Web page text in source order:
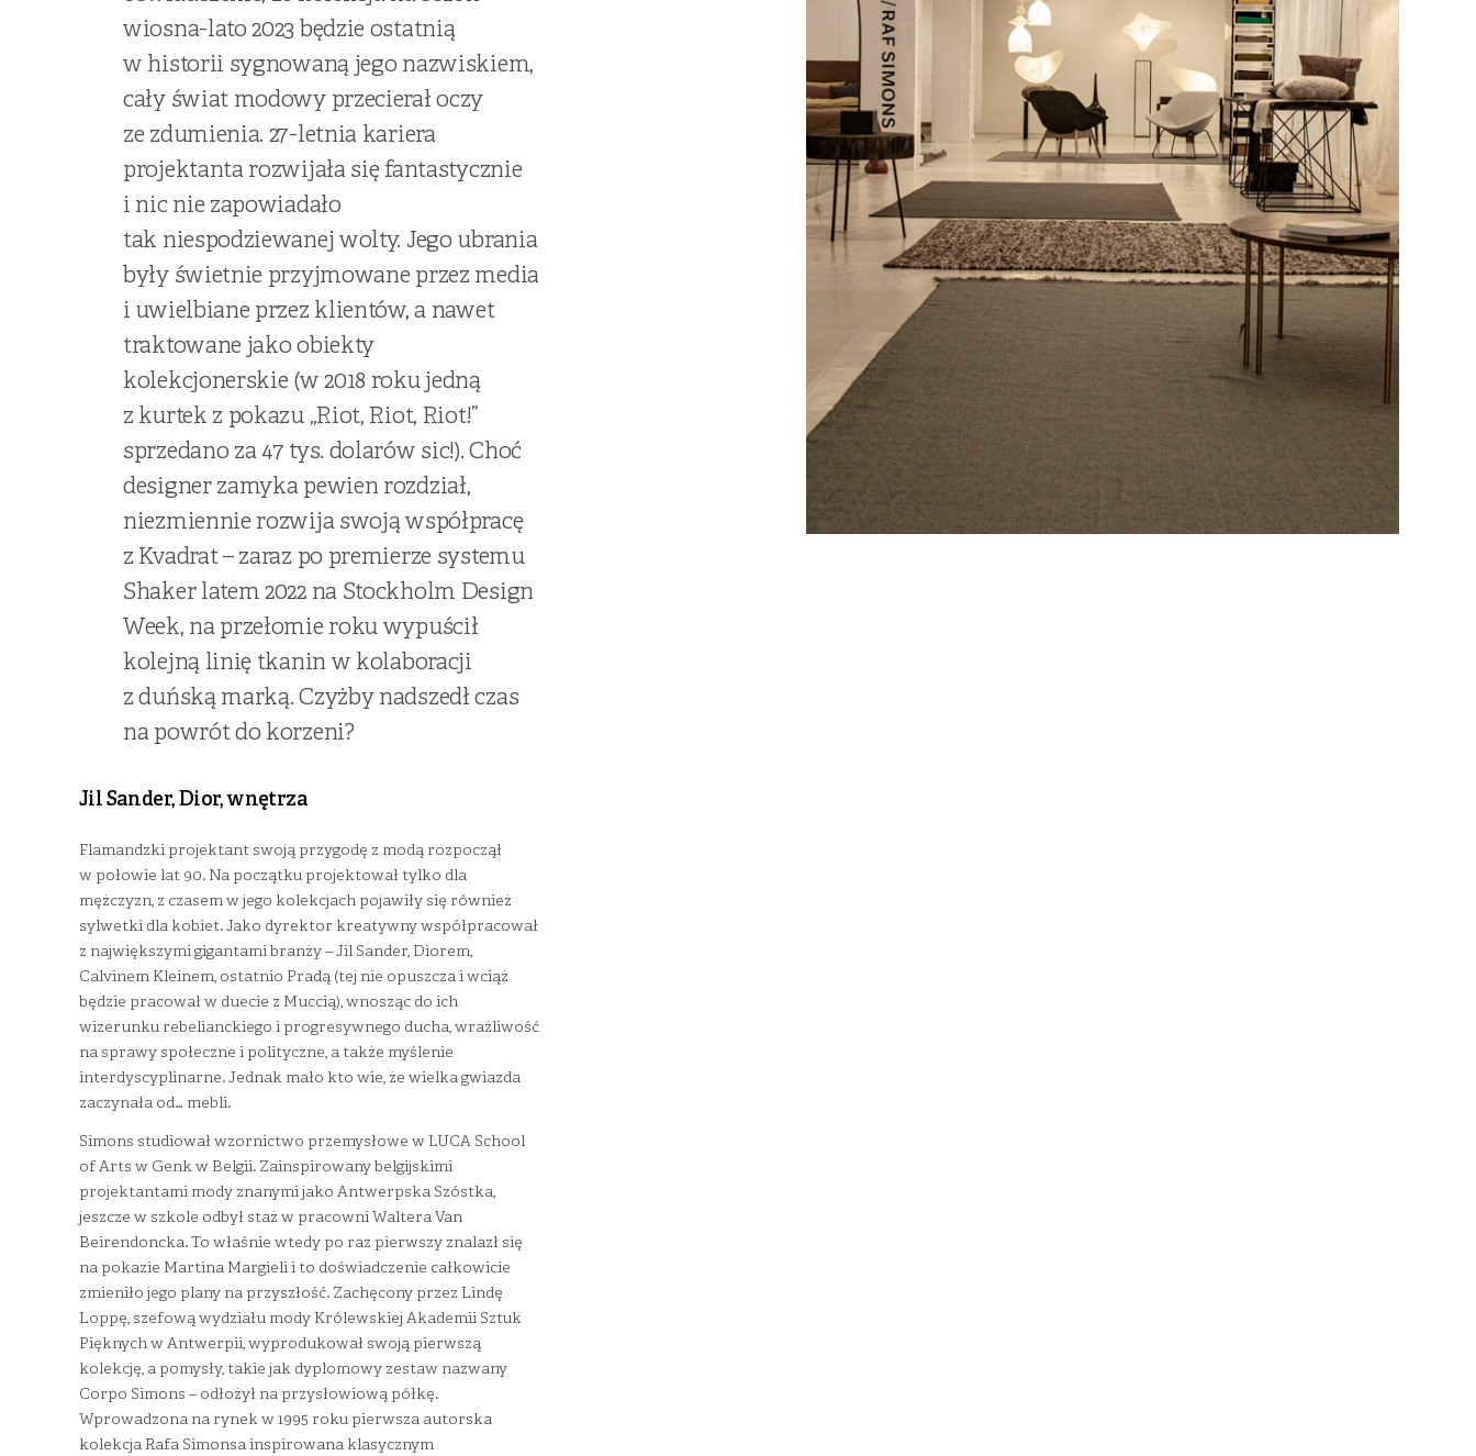
wiosna-lato 2023 będzie ostatnią
w historii sygnowaną jego nazwiskiem,
cały świat modowy przecierał oczy
ze zdumienia. 27-letnia kariera
projektanta rozwijała się fantastycznie
i nic nie zapowiadało
tak niespodziewanej wolty. Jego ubrania
były świetnie przyjmowane przez media
i uwielbiane przez klientów, a nawet
traktowane jako obiekty
kolekcjonerskie (w 2018 roku jedną
z kurtek z pokazu „Riot, Riot, Riot!”
sprzedano za 47 tys. dolarów sic!). Choć
designer zamyka pewien rozdział,
niezmiennie rozwija swoją współpracę
z Kvadrat – zaraz po premierze systemu
Shaker latem 2022 na Stockholm Design
Week, na przełomie roku wypuścił
kolejną linię tkanin w kolaboracji
z duńską marką. Czyżby nadszedł czas
na powrót do korzeni?
Jil Sander, Dior, wnętrza
Flamandzki projektant swoją przygodę z modą rozpoczął
w połowie lat 90. Na początku projektował tylko dla
mężczyzn, z czasem w jego kolekcjach pojawiły się również
sylwetki dla kobiet. Jako dyrektor kreatywny współpracował
z największymi gigantami branży – Jil Sander, Diorem,
Calvinem Kleinem, ostatnio Pradą (tej nie opuszcza i wciąż
będzie pracował w duecie z Muccią), wnosząc do ich
wizerunku rebelianckiego i progresywnego ducha, wrażliwość
na sprawy społeczne i polityczne, a także myślenie
interdyscyplinarne. Jednak mało kto wie, że wielka gwiazda
zaczynała od… mebli.
Simons studiował wzornictwo przemysłowe w LUCA School
of Arts w Genk w Belgii. Zainspirowany belgijskimi
projektantami mody znanymi jako Antwerpska Szóstka,
jeszcze w szkole odbył staż w pracowni Waltera Van
Beirendoncka. To właśnie wtedy po raz pierwszy znalazł się
na pokazie Martina Margieli i to doświadczenie całkowicie
zmieniło jego plany na przyszłość. Zachęcony przez Lindę
Loppę, szefową wydziału mody Królewskiej Akademii Sztuk
Pięknych w Antwerpii, wyprodukował swoją pierwszą
kolekcję, a pomysły, takie jak dyplomowy zestaw nazwany
Corpo Simons – odłożył na przysłowiową półkę.
Wprowadzona na rynek w 1995 roku pierwsza autorska
kolekcja Rafa Simonsa inspirowana klasycznym